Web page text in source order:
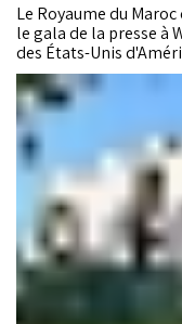
Le Royaume du
le gala de la presse à
des États-Unis
Trump, a indiqué une
étrangères, de la
résidant à l'étranger.